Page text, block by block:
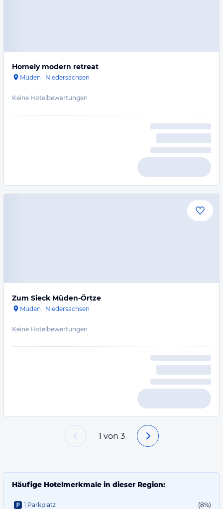
Homely modern retreat
Müden · Niedersachsen
Keine Hotelbewertungen
Zum Sieck Müden-Örtze
Müden · Niedersachsen
Keine Hotelbewertungen
1 von 3
Häufige Hotelmerkmale in dieser Region:
1 Parkplatz (8%)